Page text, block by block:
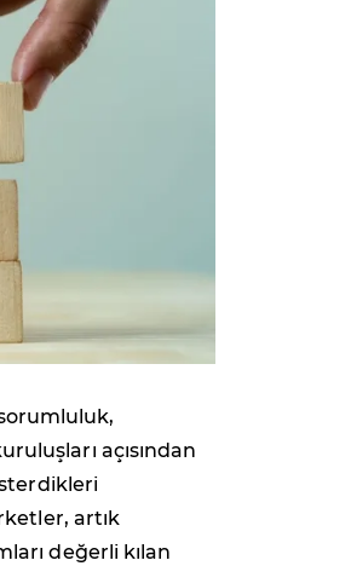
açısından
artık
değerli kılan